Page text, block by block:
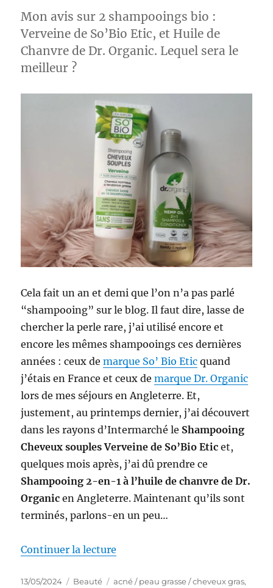
Mon avis sur 2 shampooings bio :
Verveine de So’Bio Etic, et Huile de
Chanvre de Dr. Organic. Lequel sera le
meilleur ?
Cela fait un an et demi que l’on n’a pas parlé
“shampooing” sur le blog. Il faut dire, lasse de
chercher la perle rare, j’ai utilisé encore et
encore les mêmes shampooings ces dernières
années : ceux demarque So’ Bio Etic quand
j’étais en France et ceux demarque Dr. Organic
lors de mes séjours en Angleterre. Et,
justement, au printemps dernier, j’ai découvert
dans les rayons d’Intermarché le Shampooing
Cheveux souples Verveine de So’Bio Etic et,
quelques mois après, j’ai dû prendre ce
Shampooing 2-en-1 à l’huile de chanvre de Dr.
Organic en Angleterre. Maintenant qu’ils sont
terminés, parlons-en un peu…
Continuer la lecture
Publié
13/05/2024 Catégories
Beauté Étiquettes
acné / peau grasse / cheveux gras,